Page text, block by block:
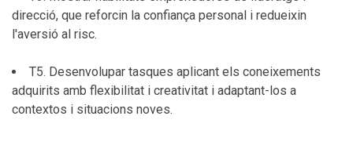
direcció, que reforcin la confiança personal i redueixin
l'aversió al risc.
T5. Desenvolupar tasques aplicant els coneixements
adquirits amb flexibilitat i creativitat i adaptant-los a
contextos i situacions noves.